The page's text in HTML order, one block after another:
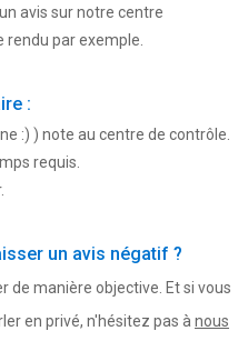
avis sur notre centre
rendu par exemple.
:
:) ) note au centre de contrôle.
requis.
un avis négatif ?
de manière objective. Et si vous
en privé, n'hésitez pas à nous